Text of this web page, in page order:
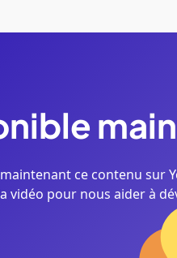
ce contenu sur
vidéo pour nous aider à